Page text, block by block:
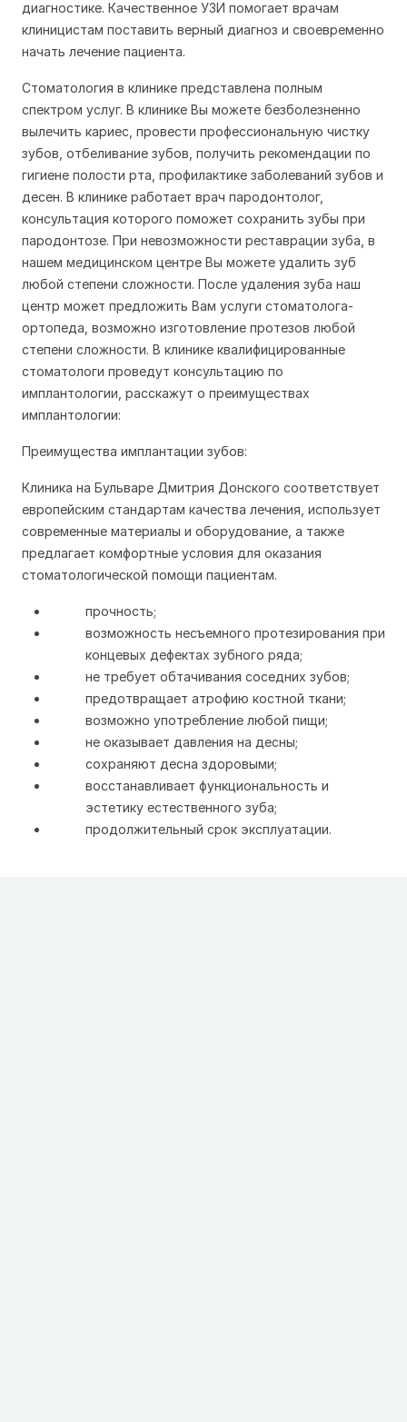
диагностике. Качественное УЗИ помогает врачам
клиницистам поставить верный диагноз и своевременно
начать лечение пациента.
Стоматология в клинике представлена полным
спектром услуг. В клинике Вы можете безболезненно
вылечить кариес, провести профессиональную чистку
зубов, отбеливание зубов, получить рекомендации по
гигиене полости рта, профилактике заболеваний зубов и
десен. В клинике работает врач пародонтолог,
консультация которого поможет сохранить зубы при
пародонтозе. При невозможности реставрации зуба, в
нашем медицинском центре Вы можете удалить зуб
любой степени сложности. После удаления зуба наш
центр может предложить Вам услуги стоматолога-
ортопеда, возможно изготовление протезов любой
степени сложности. В клинике квалифицированные
стоматологи проведут консультацию по
имплантологии, расскажут о преимуществах
имплантологии:
Преимущества имплантации зубов:
Клиника на Бульваре Дмитрия Донского соответствует
европейским стандартам качества лечения, использует
современные материалы и оборудование, а также
предлагает комфортные условия для оказания
стоматологической помощи пациентам.
прочность;
возможность несъемного протезирования при
концевых дефектах зубного ряда;
не требует обтачивания соседних зубов;
предотвращает атрофию костной ткани;
возможно употребление любой пищи;
не оказывает давления на десны;
сохраняют десна здоровыми;
восстанавливает функциональность и
эстетику естественного зуба;
продолжительный срок эксплуатации.